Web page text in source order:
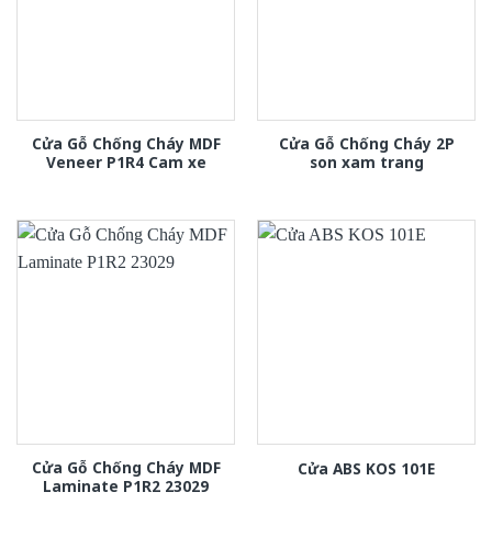
Cửa Gỗ Chống Cháy MDF
Veneer P1R4 Cam xe
Cửa Gỗ Chống Cháy 2P
son xam trang
Cửa Gỗ Chống Cháy MDF
Laminate P1R2 23029
Cửa ABS KOS 101E